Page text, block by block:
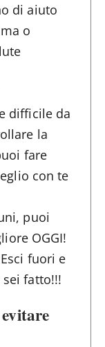
di aiuto
o
difficile da
la
fare
con te
puoi
OGGI!
fuori e
fatto!!!